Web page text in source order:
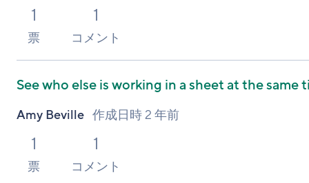
1
票
1
コメント
See who else is working in a sheet at the same
Amy Beville 作成日時2 年前
1
票
1
コメント